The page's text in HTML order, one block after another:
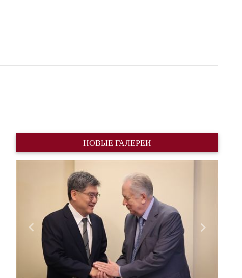
НОВЫЕ ГАЛЕРЕИ
Назад Вперед